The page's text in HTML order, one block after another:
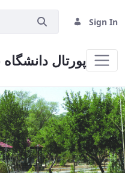
Sign In
پورتال